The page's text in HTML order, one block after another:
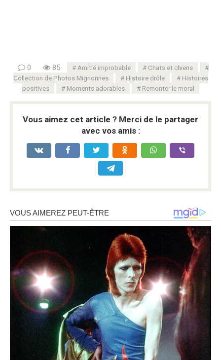
0 85 Amitié improbable
Chats et chiens
Collection de Photos Mignonnes
Histoire drôle
Histoires
positives
Moments adorables Remonter le moral
Vous aimez cet article ? Merci de le partager
avec vos amis :